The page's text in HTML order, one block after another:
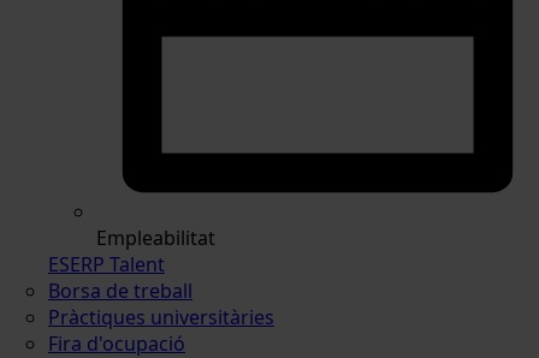
Empleabilitat
ESERP Talent
Borsa de treball
Pràctiques universitàries
Fira d'ocupació